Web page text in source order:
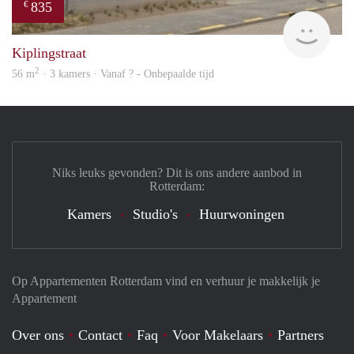
€ 835
Kiplingstraat
56 m2 · 3 kamers · Vanaf ? - Onbepaalde tijd
Op Appartementen Rotterdam vind en verhuur je makkelijk je
Appartement
Over ons Contact Faq Voor Makelaars Partners
Niks leuks gevonden? Dit is ons andere aanbod in
Rotterdam:
Kamers Studio's Huurwoningen